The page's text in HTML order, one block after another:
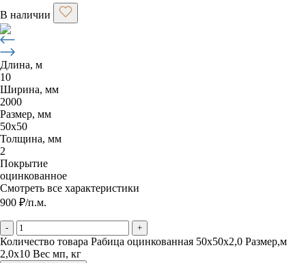
В наличии
Длина, м
10
Ширина, мм
2000
Размер, мм
50х50
Толщина, мм
2
Покрытие
оцинкованное
Смотреть все характеристики
900 ₽/п.м.
- +
Количество товара Рабица оцинкованная 50х50х2,0 Размер,м
2,0х10 Вес мп, кг